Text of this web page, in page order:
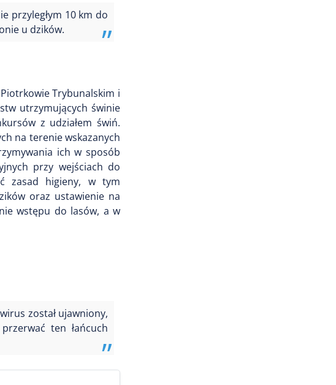
przyległym 10 km do
u dzików.
Trybunalskim i
utrzymujących świnie
z udziałem świń.
na terenie wskazanych
ich w sposób
przy wejściach do
zasad higieny, w tym
oraz ustawienie na
wstępu do lasów, a w
został ujawniony,
ten łańcuch